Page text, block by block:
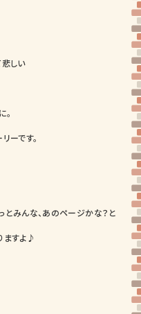
しい
。
ーです。
みんな、あのページかな？と
ますよ♪